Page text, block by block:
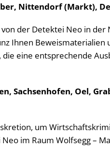
Nittendorf (Markt),
der Detektei Neo in
Ihnen
eine entsprechende
Sachsenhofen, Oel,
um
im Raum Wolfsegg –